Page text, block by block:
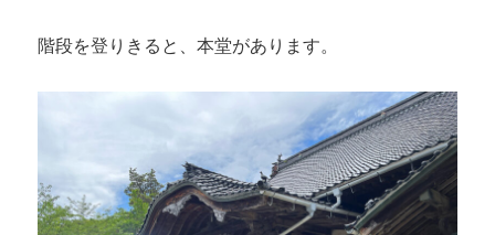
階段を登りきると、本堂があります。